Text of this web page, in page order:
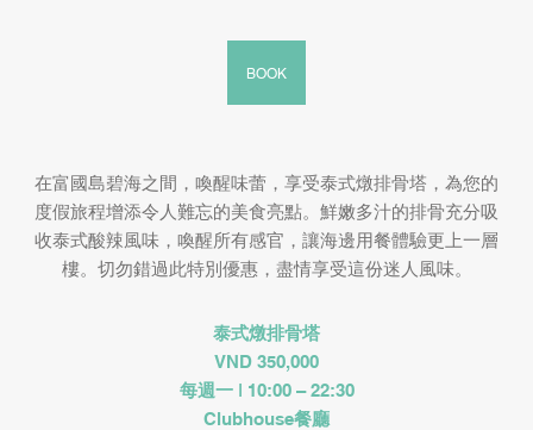
BOOK
在富國島碧海之間，喚醒味蕾，享受泰式燉排骨塔，為您的
度假旅程增添令人難忘的美食亮點。鮮嫩多汁的排骨充分吸
收泰式酸辣風味，喚醒所有感官，讓海邊用餐體驗更上一層
樓。切勿錯過此特別優惠，盡情享受這份迷人風味。
泰式燉排骨塔
VND 350,000
每週一 | 10:00 – 22:30
Clubhouse餐廳